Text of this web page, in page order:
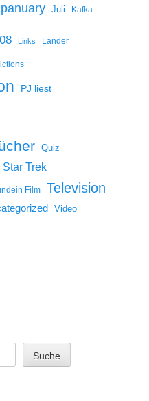
Juli Kafka
Links Länder
PJ liest
Quiz
Star Trek
Film Television
Video
Suche